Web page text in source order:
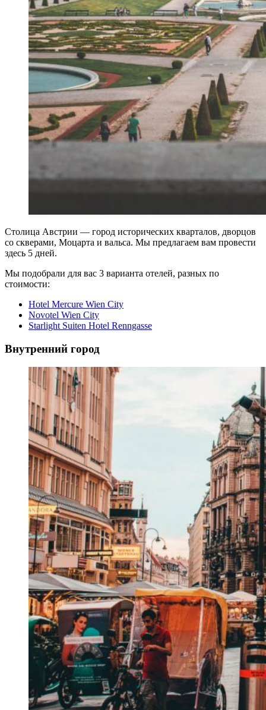
Столица Австрии — город исторических кварталов, дворцов
со скверами, Моцарта и вальса. Мы предлагаем вам провести
здесь 5 дней.
Мы подобрали для вас 3 варианта отелей, разных по
стоимости:
Hotel Mercure Wien City
Novotel Wien City
Starlight Suiten Hotel Renngasse
Внутренний город